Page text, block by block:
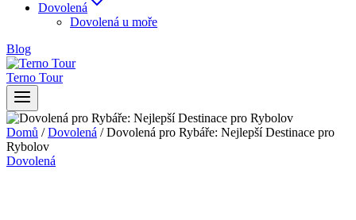
Dovolená
Dovolená u moře
Blog
Terno Tour
Domů / Dovolená / Dovolená pro Rybáře: Nejlepší Destinace pro
Rybolov
Dovolená